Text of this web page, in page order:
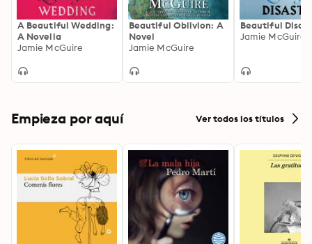
A Beautiful Wedding:
A Novella
Jamie McGuire
Beautiful Oblivion: A
Novel
Jamie McGuire
Beautiful
Jamie McGuire
Empieza por aquí Ver todos los títulos